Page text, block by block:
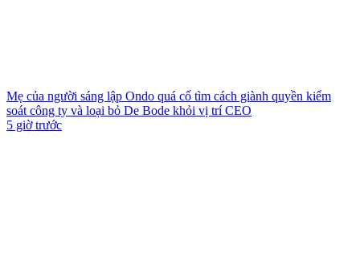
Mẹ của người sáng lập Ondo quá cố tìm cách giành quyền kiểm
soát công ty và loại bỏ De Bode khỏi vị trí CEO
5 giờ trước